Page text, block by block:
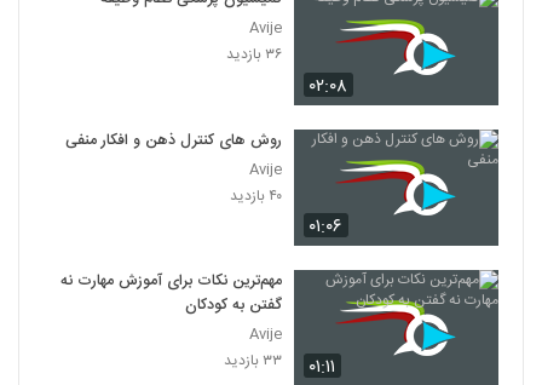
۰۲:۰۸
Avije
۳۶ بازدید
۰۱:۰۶
روش های کنترل ذهن و افکار منفی
Avije
۴۰ بازدید
۰۱:۱۱
مهم‌ترین نکات برای آموزش مهارت نه
گفتن به کودکان
Avije
۳۳ بازدید